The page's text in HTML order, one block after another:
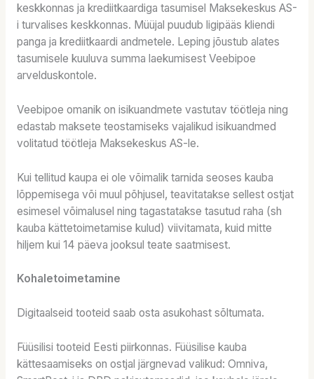
keskkonnas ja krediitkaardiga tasumisel Maksekeskus AS-
i turvalises keskkonnas. Müüjal puudub ligipääs kliendi
panga ja krediitkaardi andmetele. Leping jõustub alates
tasumisele kuuluva summa laekumisest Veebipoe
arvelduskontole.
Veebipoe omanik on isikuandmete vastutav töötleja ning
edastab maksete teostamiseks vajalikud isikuandmed
volitatud töötleja Maksekeskus AS-le.
Kui tellitud kaupa ei ole võimalik tarnida seoses kauba
lõppemisega või muul põhjusel, teavitatakse sellest ostjat
esimesel võimalusel ning tagastatakse tasutud raha (sh
kauba kättetoimetamise kulud) viivitamata, kuid mitte
hiljem kui 14 päeva jooksul teate saatmisest.
Kohaletoimetamine
Digitaalseid tooteid saab osta asukohast sõltumata.
Füüsilisi tooteid Eesti piirkonnas. Füüsilise kauba
kättesaamiseks on ostjal järgnevad valikud: Omniva,